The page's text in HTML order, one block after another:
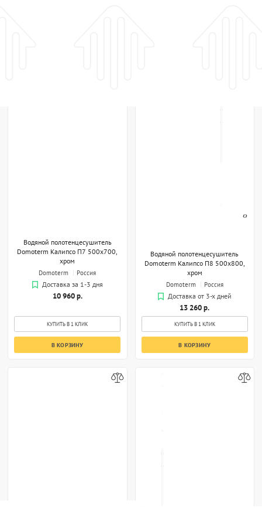
‹›
Водяной полотенцесушитель
Domoterm Калипсо П7 500x700,
хром
Domoterm
Россия
Доставка за 1-3 дня
10 960 р.
КУПИТЬ В 1 КЛИК
В КОРЗИНУ
Водяной полотенцесушитель
Domoterm Калипсо П8 500x800,
хром
Domoterm
Россия
Доставка от 3-х дней
13 260 р.
КУПИТЬ В 1 КЛИК
В КОРЗИНУ